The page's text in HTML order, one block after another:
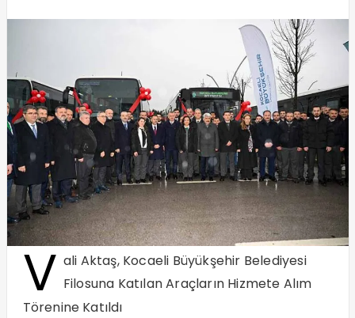
V ali Aktaş, Kocaeli Büyükşehir Belediyesi
Filosuna Katılan Araçların Hizmete Alım
Törenine Katıldı